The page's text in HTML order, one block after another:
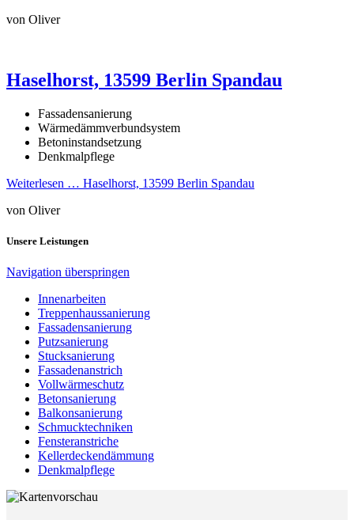
von Oliver
Haselhorst, 13599 Berlin Spandau
Fassadensanierung
Wärmedämmverbundsystem
Betoninstandsetzung
Denkmalpflege
Weiterlesen … Haselhorst, 13599 Berlin Spandau
von Oliver
Unsere Leistungen
Navigation überspringen
Innenarbeiten
Treppenhaussanierung
Fassadensanierung
Putzsanierung
Stucksanierung
Fassadenanstrich
Vollwärmeschutz
Betonsanierung
Balkonsanierung
Schmucktechniken
Fensteranstriche
Kellerdeckendämmung
Denkmalpflege